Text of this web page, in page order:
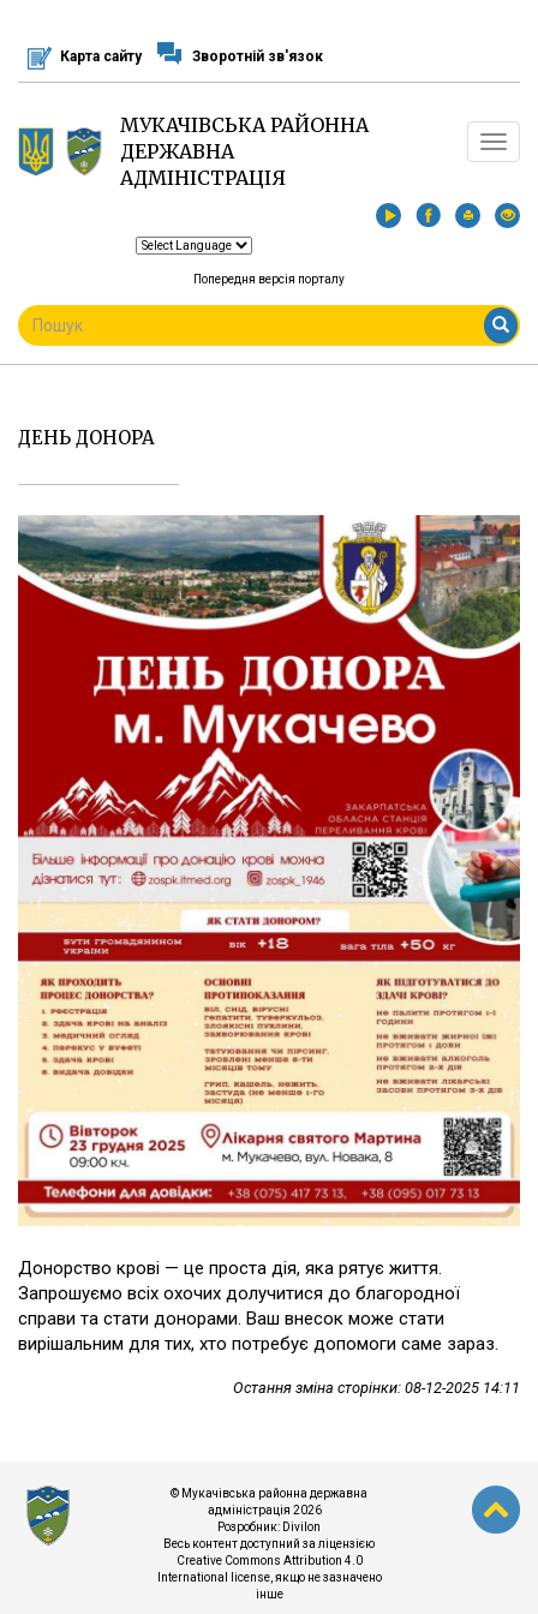
основного
матеріалу
Карта сайту Зворотній зв'язок
МУКАЧІВСЬКА РАЙОННА
ДЕРЖАВНА
АДМІНІСТРАЦІЯ
Toggle
Попередня версія порталу
ПОШУКОВА
ФОРМА
Пошук
ДЕНЬ ДОНОРА
Донорство крові — це проста дія, яка рятує життя.
Запрошуємо всіх охочих долучитися до благородної
справи та стати донорами. Ваш внесок може стати
вирішальним для тих, хто потребує допомоги саме зараз.
Остання зміна сторінки: 08-12-2025 14:11
© Мукачівська районна державна
адміністрація 2026
Розробник: Divilon
Весь контент доступний за ліцензією
Creative Commons Attribution 4.0
International license, якщо не зазначено
інше